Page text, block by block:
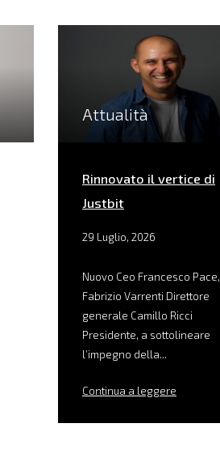
Attualità
Rinnovato il vertice di
Justbit
29 Luglio, 2026
Nuovo Ceo Francesco Pace,
Fabrizio Varrenti Direttore
generale Camillo Ricci
Presidente, a sottolineare
l’impegno della...
Continua a leggere